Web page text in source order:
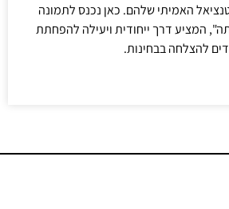
האמיתי שלהם. כאן נכנס לתמונה
המציע דרך ייחודית ויעילה להפחתת
להצלחה בבחינות.